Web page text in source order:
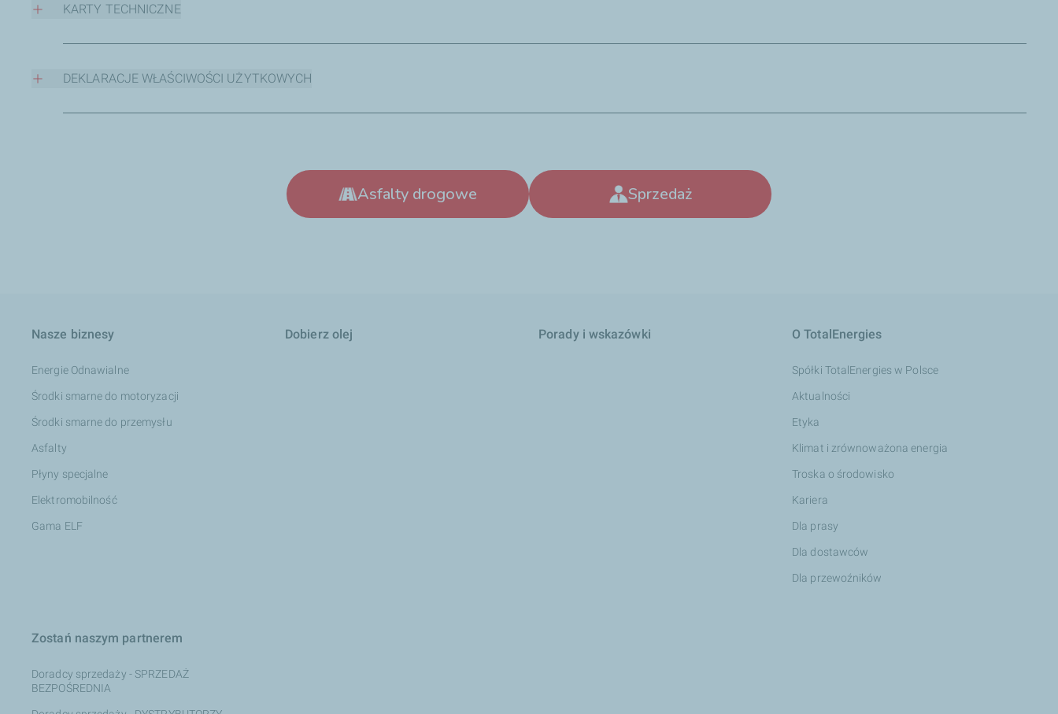
KARTY TECHNICZNE
Styrelf 10/40-65
Styrelf 25/55-80
DEKLARACJE WŁAŚCIWOŚCI UŻYTKOWYCH
Styrelf 10/40-65
Asfalty drogowe Sprzedaż
Nasze biznesy
Energie Odnawialne
Środki smarne do motoryzacji
Środki smarne do przemysłu
Asfalty
Płyny specjalne
Elektromobilność
Gama ELF
Dobierz olej Porady i wskazówki O TotalEnergies
Spółki TotalEnergies w Polsce
Aktualności
Etyka
Klimat i zrównoważona energia
Troska o środowisko
Kariera
Dla prasy
Dla dostawców
Dla przewoźników
Zostań naszym partnerem
Doradcy sprzedaży - SPRZEDAŻ
BEZPOŚREDNIA